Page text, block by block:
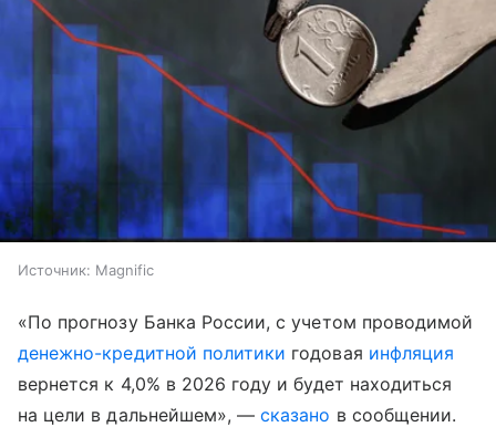
Источник: Magnific
«По прогнозу Банка России, с учетом проводимой
денежно-кредитной политики годовая инфляция
вернется к 4,0% в 2026 году и будет находиться
на цели в дальнейшем», —сказано в сообщении.